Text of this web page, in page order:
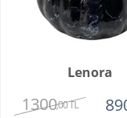
Lenora
1300,00 TL